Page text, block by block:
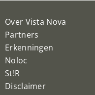
Over Vista Nova
Partners
Erkenningen
Noloc
St!R
Disclaimer